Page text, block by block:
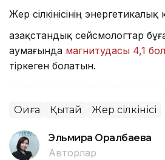
Жер сілкінісінің
Қазақстандық сейсмологтар
аумағында магнитудасы 4,1
тіркеген болатын.
Оқиға Қытай Жер сілкінісі
Эльмира Оралбаева
Авторлар